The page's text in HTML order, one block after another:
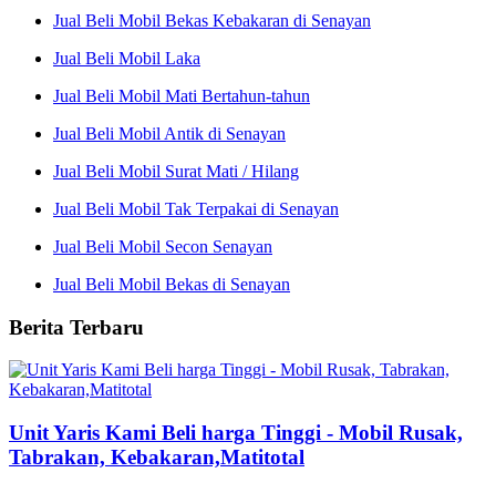
Jual Beli Mobil Bekas Kebakaran di Senayan
Jual Beli Mobil Laka
Jual Beli Mobil Mati Bertahun-tahun
Jual Beli Mobil Antik di Senayan
Jual Beli Mobil Surat Mati / Hilang
Jual Beli Mobil Tak Terpakai di Senayan
Jual Beli Mobil Secon Senayan
Jual Beli Mobil Bekas di Senayan
Berita Terbaru
Unit Yaris Kami Beli harga Tinggi - Mobil Rusak,
Tabrakan, Kebakaran,Matitotal